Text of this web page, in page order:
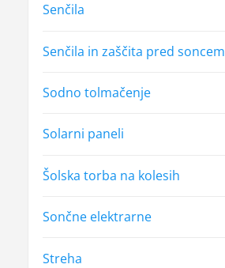
Senčila
Senčila in zaščita pred soncem
Sodno tolmačenje
Solarni paneli
Šolska torba na kolesih
Sončne elektrarne
Streha